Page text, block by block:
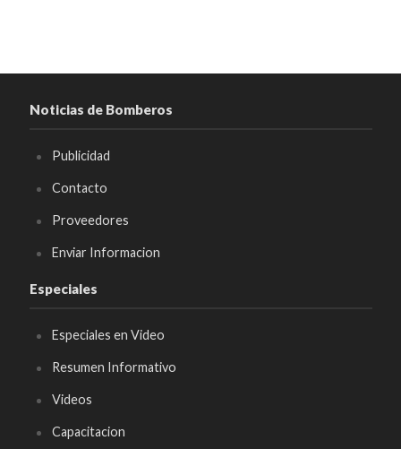
Noticias de Bomberos
Publicidad
Contacto
Proveedores
Enviar Informacion
Especiales
Especiales en Video
Resumen Informativo
Videos
Capacitacion